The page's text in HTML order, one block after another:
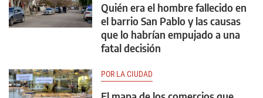
Quién era el hombre fallecido en
el barrio San Pablo y las causas
que lo habrían empujado a una
fatal decisión
POR LA CIUDAD